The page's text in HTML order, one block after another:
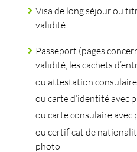
Visa de long séjour ou
validité
Passeport (pages
validité, les cachets
ou attestation
ou carte d’identité avec
ou carte consulaire avec
ou certificat de
photo